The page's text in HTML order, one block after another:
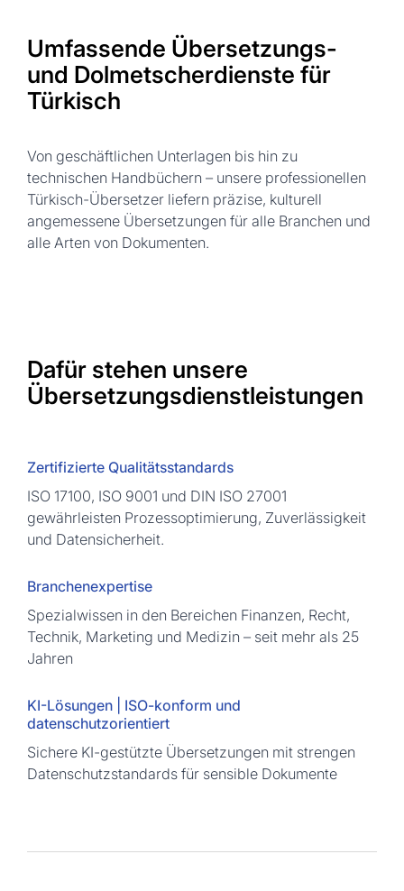
Umfassende Übersetzungs-
und Dolmetscherdienste für
Türkisch
Von geschäftlichen Unterlagen bis hin zu
technischen Handbüchern – unsere professionellen
Türkisch-Übersetzer liefern präzise, kulturell
angemessene Übersetzungen für alle Branchen und
alle Arten von Dokumenten.
Dafür stehen unsere
Übersetzungsdienstleistungen
Zertifizierte Qualitätsstandards
ISO 17100, ISO 9001 und DIN ISO 27001
gewährleisten Prozessoptimierung, Zuverlässigkeit
und Datensicherheit.
Branchenexpertise
Spezialwissen in den Bereichen Finanzen, Recht,
Technik, Marketing und Medizin – seit mehr als 25
Jahren
KI-Lösungen | ISO-konform und
datenschutzorientiert
Sichere KI-gestützte Übersetzungen mit strengen
Datenschutzstandards für sensible Dokumente